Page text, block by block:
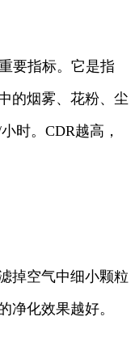
要指标。它是指
的烟雾、花粉、尘
时。CDR越高，
掉空气中细小颗粒
净化效果越好。